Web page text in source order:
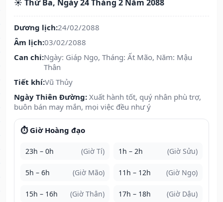
☀️ Thứ Ba, Ngày 24 Tháng 2 Năm 2088
Dương lịch:24/02/2088
Âm lịch:03/02/2088
Can chi:Ngày: Giáp Ngọ, Tháng: Ất Mão, Năm: Mậu
Thân
Tiết khí:Vũ Thủy
Ngày Thiên Đường: Xuất hành tốt, quý nhân phù trợ,
buôn bán may mắn, mọi việc đều như ý
⏱️ Giờ Hoàng đạo
23h – 0h (Giờ Tí) 1h – 2h (Giờ Sửu)
5h – 6h (Giờ Mão) 11h – 12h (Giờ Ngọ)
15h – 16h (Giờ Thân) 17h – 18h (Giờ Dậu)